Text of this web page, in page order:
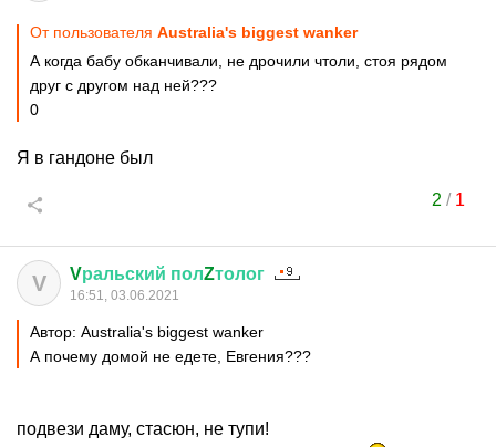
От пользователя Australia's biggest wanker
А когда бабу обканчивали, не дрочили чтоли, стоя рядом
друг с другом над ней???
0
Я в гандоне был
2 / 1
V Vральский полZтолог
16:51, 03.06.2021
Автор: Australia's biggest wanker
А почему домой не едете, Евгения???
подвези даму, стасюн, не тупи!